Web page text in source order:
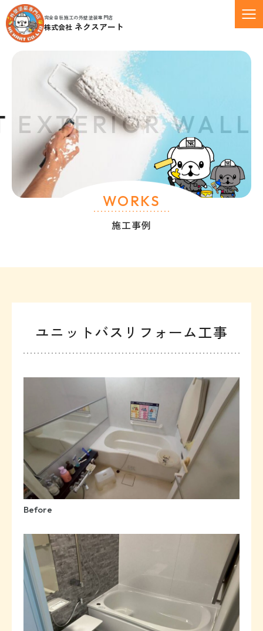
完全自社施工の外壁塗装専門店
株式会社 ネクスアート
EXTERIOR
WORKS
施工事例
ユニットバスリフォーム工事
Before